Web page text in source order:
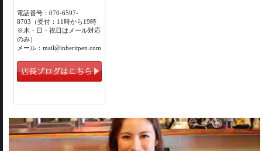
電話番号：070-6597-
8703（受付：11時から19時
※木・日・祝日はメール対応
のみ）
メール：mail@inheritpen.com